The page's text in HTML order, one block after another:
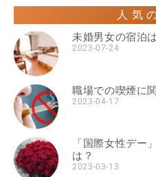
人気
未婚男女の宿泊
2023-07-24
職場での喫煙に
2023-04-17
「国際女性デー
は？
2023-03-13